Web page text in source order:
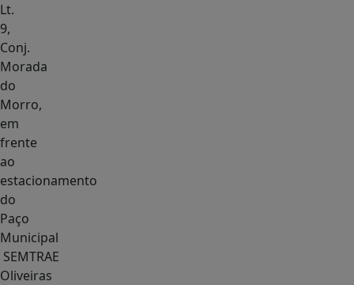
Lt.
9,
Conj.
Morada
do
Morro,
em
frente
ao
estacionamento
do
Paço
Municipal
SEMTRAE
Oliveiras